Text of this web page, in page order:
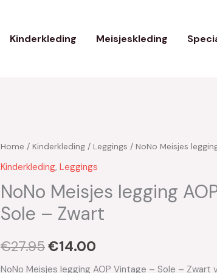
Kinderkleding Meisjeskleding
Home / Kinderkleding / Leggings / NoNo Meisjes
Kinderkleding, Leggings
NoNo Meisjes legging
Sole – Zwart
€27.95
Oorspronkelijke
prijs
was:
€27.95.
€14.00
Huidige
prijs
is:
€14.00.
NoNo Meisjes legging AOP Vintage – Sole – Zwart